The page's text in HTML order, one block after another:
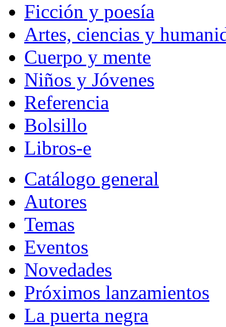
Ficción y poesía
Artes, ciencias y
Cuerpo y mente
Niños y Jóvenes
Referencia
Bolsillo
Libros-e
Catálogo general
Autores
Temas
Eventos
Novedades
Próximos lanzamientos
La puerta negra